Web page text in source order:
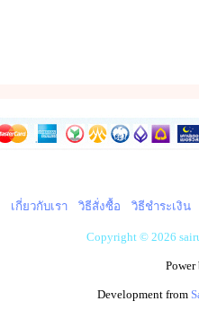
เกี่ยวกับเรา วิธีสั่งซื้อ วิธีชำระเงิน
Copyright © 2026
Development from